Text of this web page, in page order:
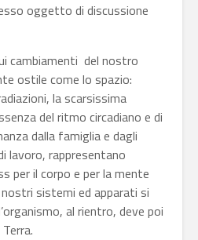
oggetto di discussione
cambiamenti del nostro
ostile come lo spazio:
la scarsissima
del ritmo circadiano e di
dalla famiglia e dagli
lavoro, rappresentano
per il corpo e per la mente
sistemi ed apparati si
al rientro, deve poi